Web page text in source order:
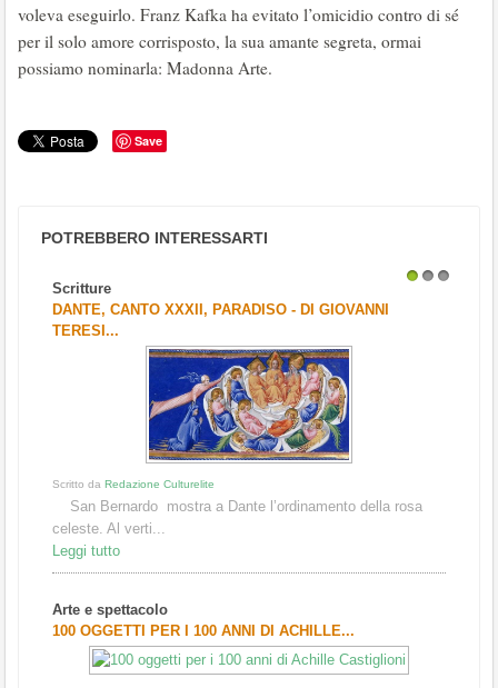
voleva eseguirlo. Franz Kafka ha evitato l’omicidio contro di sé
per il solo amore corrisposto, la sua amante segreta, ormai
possiamo nominarla: Madonna Arte.
Save
POTREBBERO INTERESSARTI
Scritture
DANTE, CANTO XXXII, PARADISO - DI GIOVANNI
TERESI...
Scritto da Redazione Culturelite
San Bernardo mostra a Dante l’ordinamento della rosa
celeste. Al verti...
Leggi tutto
Arte e spettacolo
100 OGGETTI PER I 100 ANNI DI ACHILLE...